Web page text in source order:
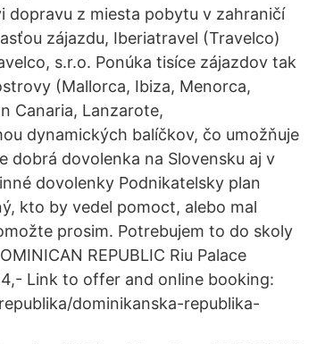
dopravu z miesta pobytu v zahraničí
zájazdu, Iberiatravel (Travelco)
s.r.o. Ponúka tisíce zájazdov tak
(Mallorca, Ibiza, Menorca,
Canaria, Lanzarote,
dynamických balíčkov, čo umožňuje
dobrá dovolenka na Slovensku aj v
dovolenky Podnikatelsky plan
kto by vedel pomoct, alebo mal
prosim. Potrebujem to do skoly
REPUBLIC Riu Palace
Link to offer and online booking:
dominikanska-republika-